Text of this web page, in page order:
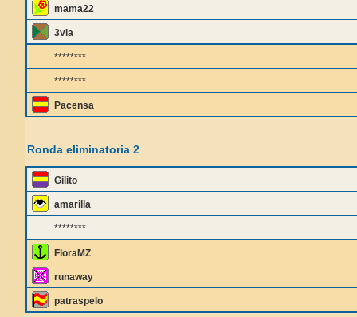
mama22
3via
********
********
Pacensa
Ronda eliminatoria 2
Gilito
amarilla
********
FloraMZ
runaway
patraspelo